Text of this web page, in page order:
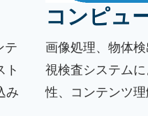
テ
ト
み
コンピュ
画像処理、物体
視検査システム
性、コンテンツ理